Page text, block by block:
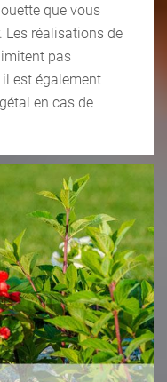
que vous
Les réalisations de
pas
est également
en cas de